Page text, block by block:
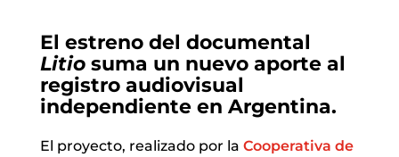
El estreno del documental
Litiosuma un nuevo aporte al
registro audiovisual
independiente en Argentina.
El proyecto, realizado por la Cooperativa de